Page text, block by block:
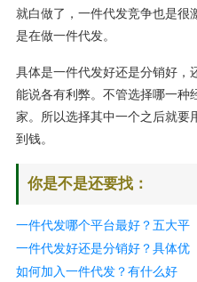
就白做了，一件代发竞争也是很
是在做一件代发。
具体是一件代发好还是分销好，
能说各有利弊。不管选择哪一种
家。所以选择其中一个之后就要
到钱。
你是不是还要找：
一件代发哪个平台最好？五大平
台推荐
一件代发好还是分销好？具体优
缺点分析
如何加入一件代发？有什么好